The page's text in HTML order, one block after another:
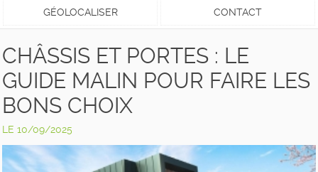
GÉOLOCALISER CONTACT
CHÂSSIS ET PORTES : LE
GUIDE MALIN POUR FAIRE LES
BONS CHOIX
LE 10/09/2025